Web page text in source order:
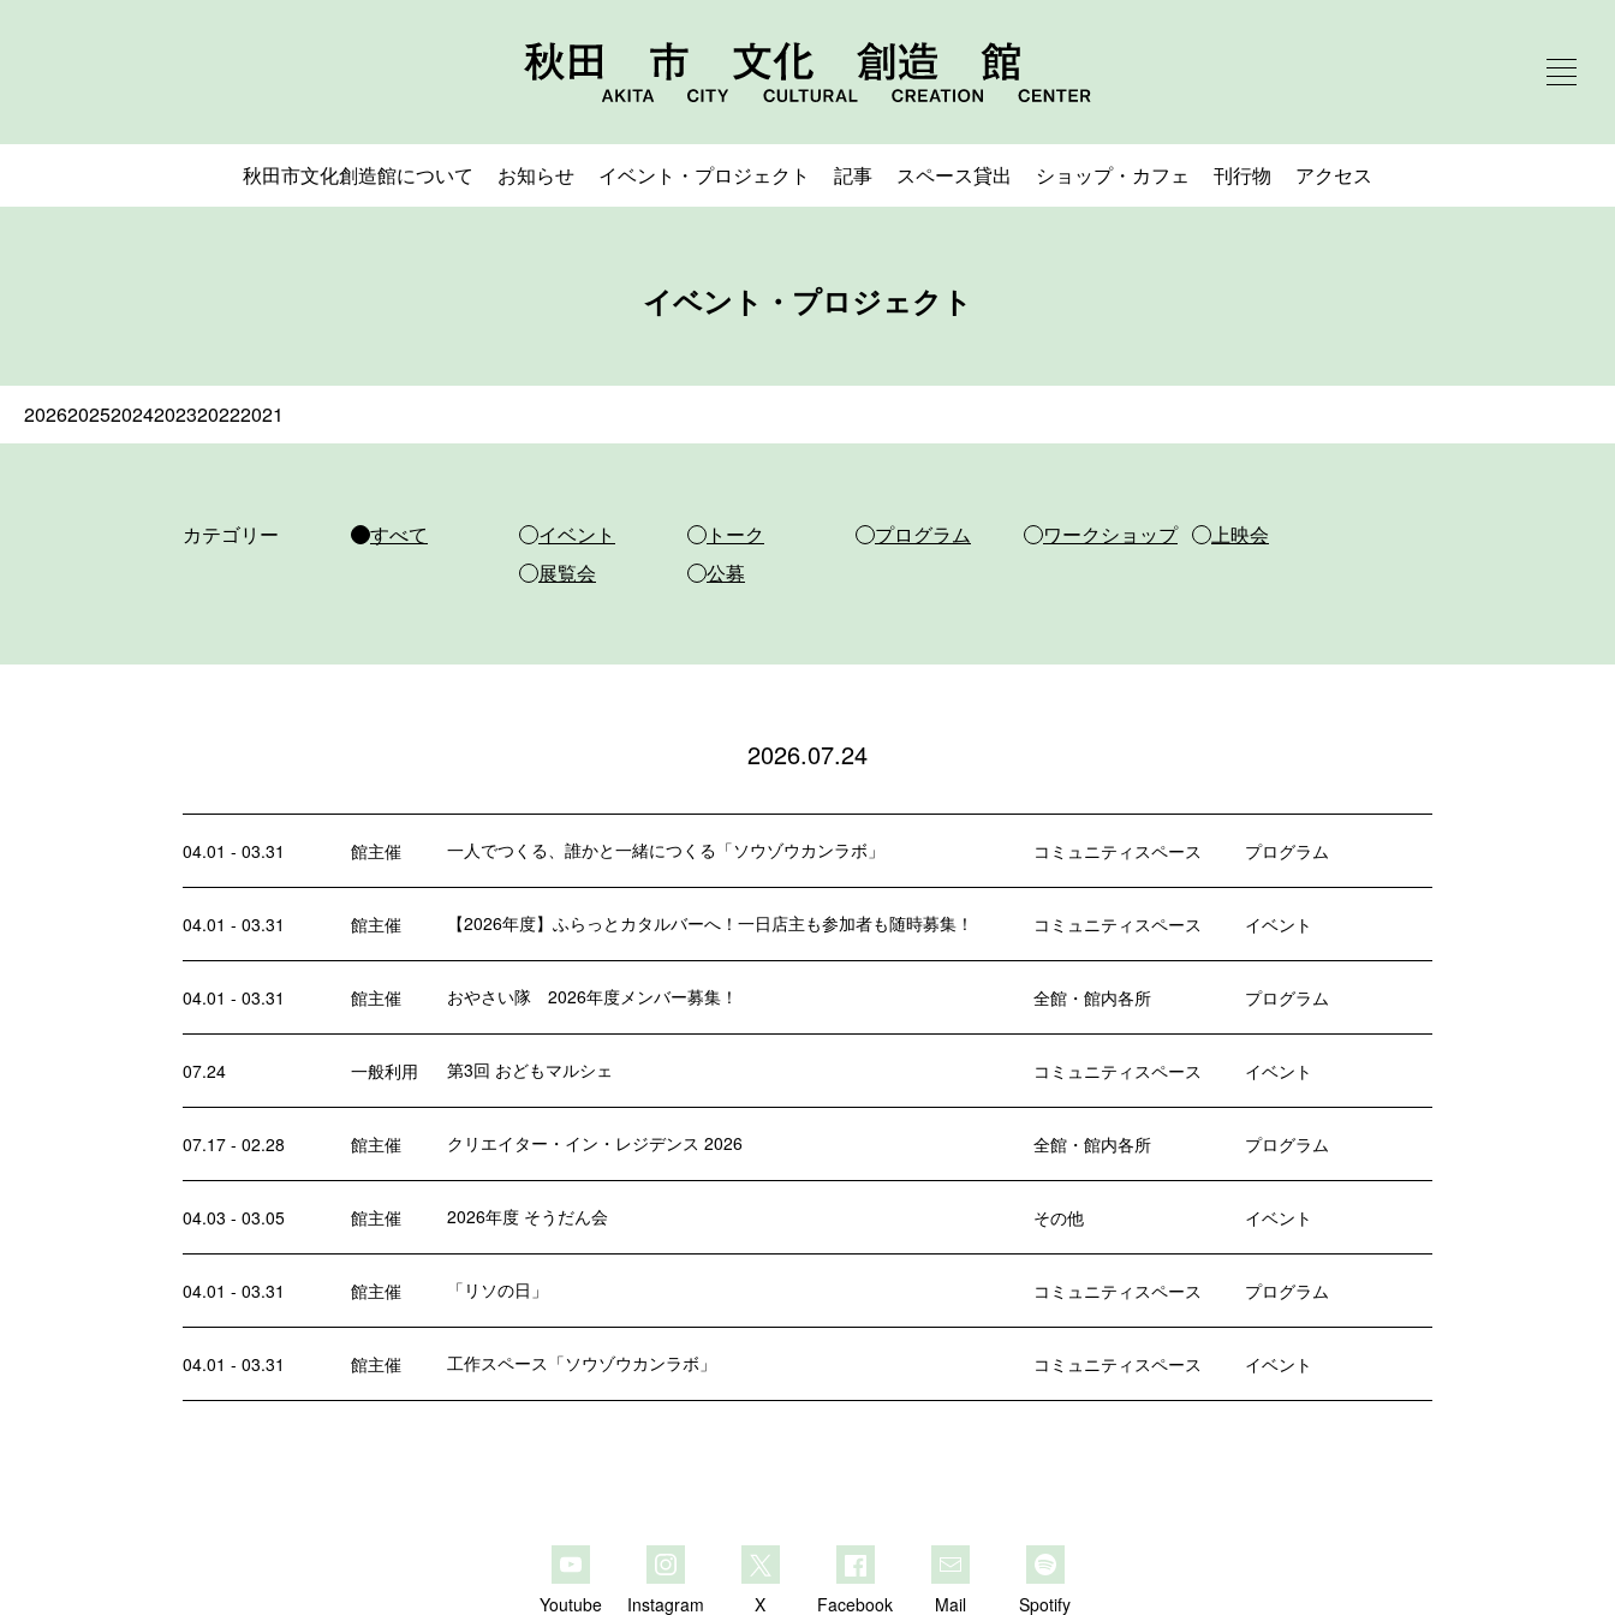
秋田市文化創造館について お知らせ イベント・プロジェクト 記事 スペース貸出 ショップ・カフェ 刊行物 アクセス
イベント・プロジェクト
202620252024202320222021
カテゴリー すべて イベント トーク プログラム ワークショップ
上映会
展覧会
公募
2026.07.24
04.01 - 03.31 館主催 一人でつくる、誰かと一緒につくる「ソウゾウカンラボ」 コミュニティスペース プログラム
04.01 - 03.31 館主催 【2026年度】ふらっとカタルバーへ！一日店主も参加者も随時募集！ コミュニティスペース イベント
04.01 - 03.31 館主催 おやさい隊 2026年度メンバー募集！ 全館・館内各所 プログラム
07.24 一般利用 第3回 おどもマルシェ コミュニティスペース イベント
07.17 - 02.28 館主催 クリエイター・イン・レジデンス 2026 全館・館内各所 プログラム
04.03 - 03.05 館主催 2026年度 そうだん会 その他 イベント
04.01 - 03.31 館主催 「リソの日」 コミュニティスペース プログラム
04.01 - 03.31 館主催 工作スペース「ソウゾウカンラボ」 コミュニティスペース イベント
Youtube Instagram X Facebook Mail Spotify